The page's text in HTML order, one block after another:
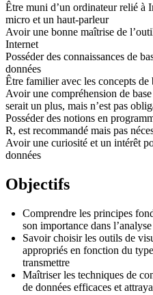
Être muni d’un ordinateur relié à
micro et un haut-parleur
Avoir une bonne maîtrise de
Internet
Posséder des connaissances de
données
Être familier avec les concepts de
Avoir une compréhension de
serait un plus, mais n’est pas
Posséder des notions en
R, est recommandé mais pas
Avoir une curiosité et un intérêt
données
Objectifs
Comprendre les principes
son importance dans
Savoir choisir les outils de
appropriés en fonction du
transmettre
Maîtriser les techniques de
de données efficaces et